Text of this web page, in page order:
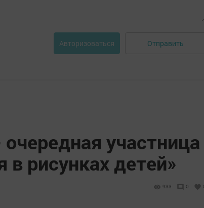
Авторизоваться Отправить
участница
в рисунках детей»
933 0